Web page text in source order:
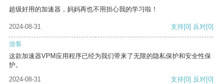
超级好用的加速器，妈妈再也不用担心我的学习啦！
2024-08-31 支持[0] 反对[0]
游客
这款加速器VPM应用程序已经为我们带来了无限的隐私保护和安全性保
护。
2024-08-31
支持[0] 反对[0]